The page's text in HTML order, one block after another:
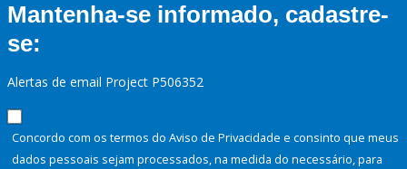
Mantenha-se informado, cadastre-
se:
Alertas de email Project P506352
Concordo com os termos do Aviso de Privacidade e consinto que meus
dados pessoais sejam processados, na medida do necessário, para